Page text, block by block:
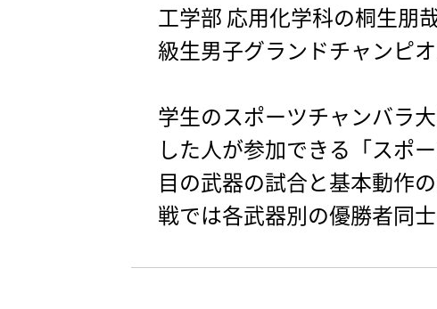
工学部 応用化学科の桐生朋
級生男子グランドチャンピオ
学生のスポーツチャンバラ
した人が参加できる「スポ
目の武器の試合と基本動作
戦では各武器別の優勝者同